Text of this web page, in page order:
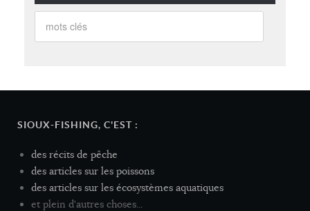
SIOUX-FISHING, C'EST :
des récits de pêche
des articles sur les poissons
des articles sur les écosystèmes aquatiques
et plein d'autres choses...